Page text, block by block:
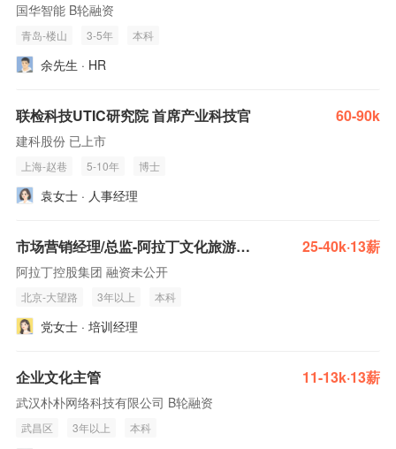
国华智能 B轮融资
青岛-楼山 3-5年 本科
余先生 · HR
联检科技UTIC研究院 首席产业科技官 60-90k
建科股份 已上市
上海-赵巷 5-10年 博士
袁女士 · 人事经理
市场营销经理/总监-阿拉丁文化旅游集团 25-40k·13薪
阿拉丁控股集团 融资未公开
北京-大望路 3年以上 本科
党女士 · 培训经理
企业文化主管 11-13k·13薪
武汉朴朴网络科技有限公司 B轮融资
武昌区 3年以上 本科